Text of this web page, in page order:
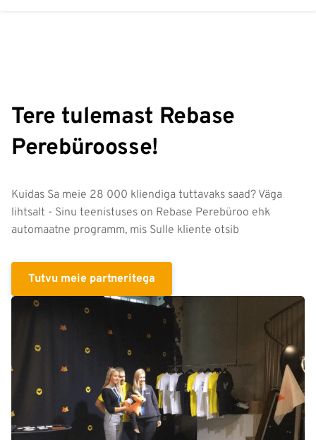
Tere tulemast Rebase
Perebüroosse!
Kuidas Sa meie 28 000 kliendiga tuttavaks saad? Väga
lihtsalt - Sinu teenistuses on Rebase Perebüroo ehk
automaatne programm, mis Sulle kliente otsib
Tutvu meie partneritega